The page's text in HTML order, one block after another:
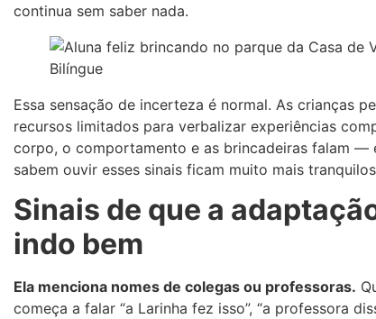
continua sem saber nada.
Essa sensação de incerteza é normal. As crianças
recursos limitados para verbalizar experiências
corpo, o comportamento e as brincadeiras falam —
sabem ouvir esses sinais ficam muito mais
Sinais de que a
indo bem
Ela menciona nomes de colegas ou professoras.
começa a falar “a Larinha fez isso”, “a professora